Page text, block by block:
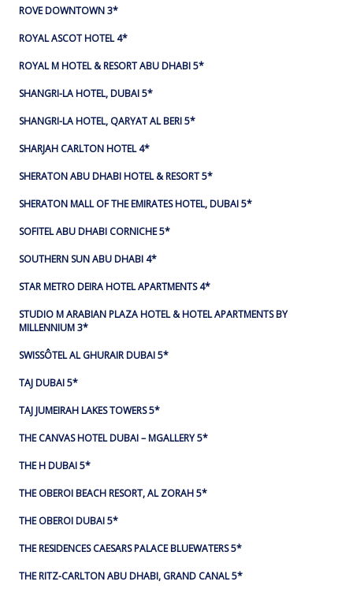
ROVE DOWNTOWN 3*
ROYAL ASCOT HOTEL 4*
ROYAL M HOTEL & RESORT ABU DHABI 5*
SHANGRI-LA HOTEL, DUBAI 5*
SHANGRI-LA HOTEL, QARYAT AL BERI 5*
SHARJAH CARLTON HOTEL 4*
SHERATON ABU DHABI HOTEL & RESORT 5*
SHERATON MALL OF THE EMIRATES HOTEL, DUBAI 5*
SOFITEL ABU DHABI CORNICHE 5*
SOUTHERN SUN ABU DHABI 4*
STAR METRO DEIRA HOTEL APARTMENTS 4*
STUDIO M ARABIAN PLAZA HOTEL & HOTEL APARTMENTS BY
MILLENNIUM 3*
SWISSÔTEL AL GHURAIR DUBAI 5*
TAJ DUBAI 5*
TAJ JUMEIRAH LAKES TOWERS 5*
THE CANVAS HOTEL DUBAI – MGALLERY 5*
THE H DUBAI 5*
THE OBEROI BEACH RESORT, AL ZORAH 5*
THE OBEROI DUBAI 5*
THE RESIDENCES CAESARS PALACE BLUEWATERS 5*
THE RITZ-CARLTON ABU DHABI, GRAND CANAL 5*